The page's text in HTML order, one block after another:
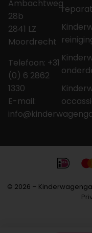
Ambachtweg
28b
2841 LZ
Moordrecht
Telefoon: +31
(0) 6 2862
1330
E-mail:
© 2026 –